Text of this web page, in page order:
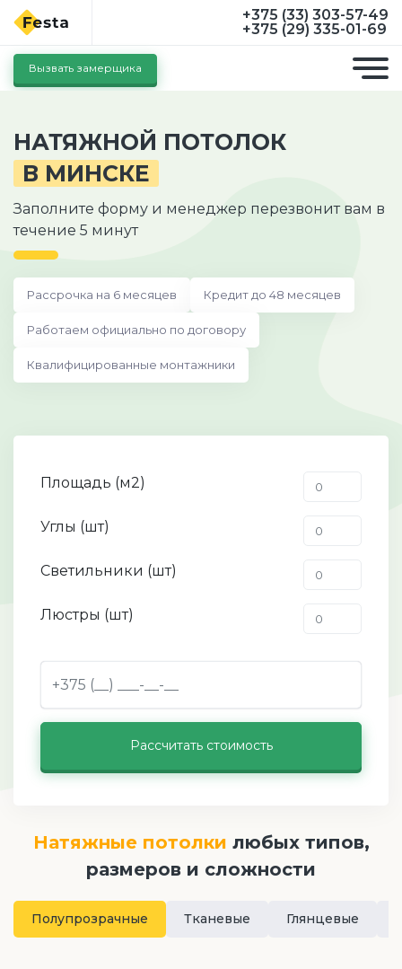
+375 (33) 303-57-49
+375 (29) 335-01-69
Вызвать замерщика
НАТЯЖНОЙ ПОТОЛОК
В МИНСКЕ
Заполните форму и менеджер перезвонит вам в
течение 5 минут
Рассрочка на 6 месяцев Кредит до 48 месяцев
Работаем официально по договору
Квалифицированные монтажники
Площадь (м2)
Углы (шт)
Светильники (шт)
Люстры (шт)
Рассчитать стоимость
Натяжные потолки любых типов,
размеров и сложности
Полупрозрачные Тканевые Глянцевые